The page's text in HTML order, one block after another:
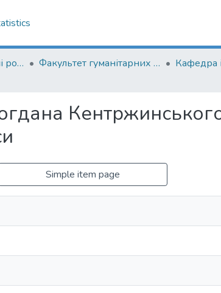
Магістерські випускні роботи Факультет гуманітарних наук Кафедра
Simple item page